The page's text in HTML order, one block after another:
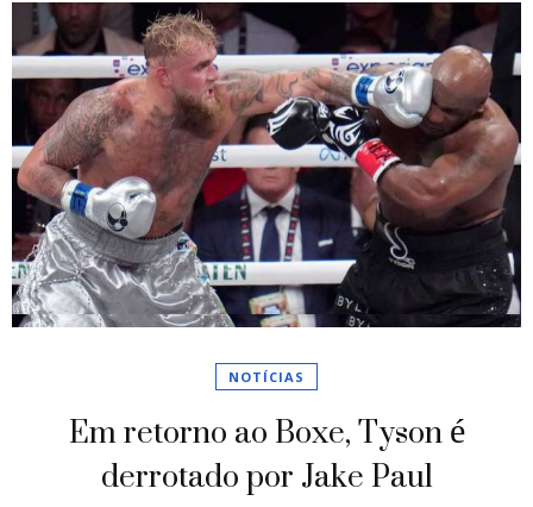
NOTÍCIAS
Em retorno ao Boxe, Tyson é
derrotado por Jake Paul